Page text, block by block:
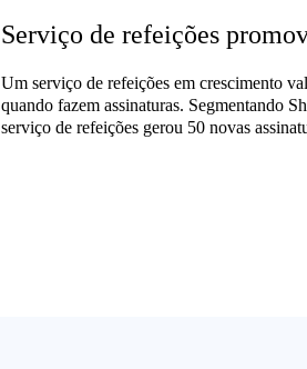
Serviço de refeições
Um serviço de refeições em crescimento
quando fazem assinaturas. Segmentando
serviço de refeições gerou 50 novas